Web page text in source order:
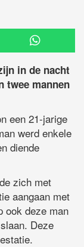
in de nacht
twee mannen
een 21-jarige
werd enkele
diende
zich met
aangaan met
ook deze man
Deze